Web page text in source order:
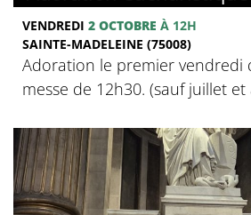
VENDREDI 2 OCTOBRE À 12H
SAINTE-MADELEINE (75008)
Adoration le premier vendredi
messe de 12h30. (sauf juillet